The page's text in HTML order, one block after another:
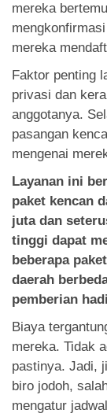
mereka
mereka
Faktor penting
privasi dan
anggotanya.
pasangan
mengenai
Layanan ini
paket kencan
juta dan
tinggi dapat
beberapa
daerah
pemberian
Biaya
mereka. Tidak
pastinya. Jadi,
biro jodoh,
mengatur